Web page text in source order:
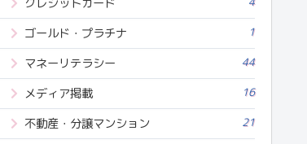
クレジットカード
ゴールド・プラチナ 1
マネーリテラシー 44
メディア掲載 16
不動産・分譲マンション 21